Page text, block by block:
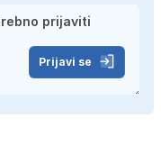
Prijavi se